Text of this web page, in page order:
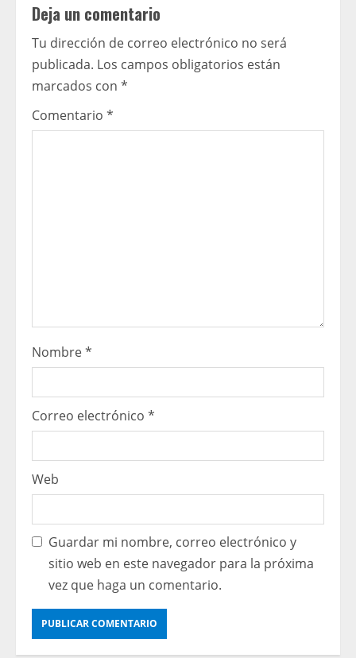
u
e
R
e
Deja un comentario
Tu dirección de correo electrónico no será
publicada. Los campos obligatorios están
marcados con *
Comentario *
Nombre*
Correo electrónico *
Web
Guardar mi nombre, correo electrónico y
sitio web en este navegador para la próxima
vez que haga un comentario.